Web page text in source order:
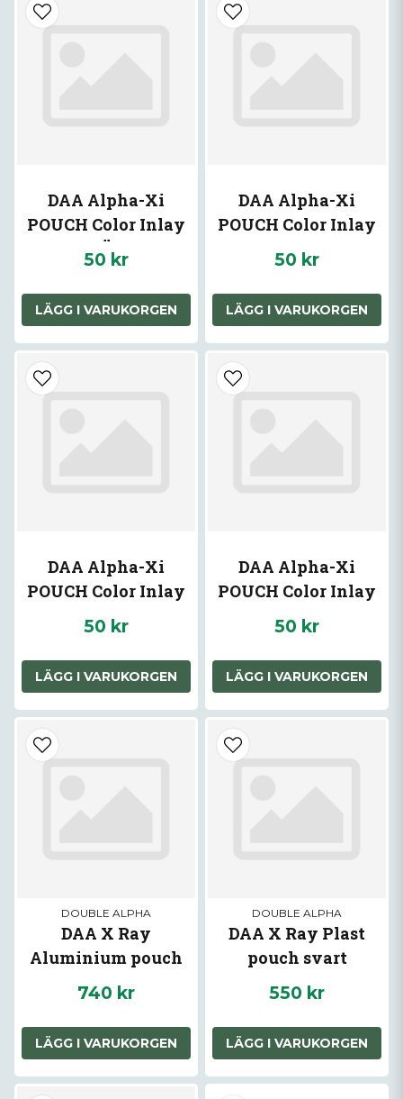
DAA Alpha-Xi
POUCH Color Inlay
RÖD
50 kr
LÄGG I VARUKORGEN
DAA Alpha-Xi
POUCH Color Inlay
GUL
50 kr
LÄGG I VARUKORGEN
DAA Alpha-Xi
POUCH Color Inlay
SILVER
50 kr
LÄGG I VARUKORGEN
DAA Alpha-Xi
POUCH Color Inlay
COPPER
50 kr
LÄGG I VARUKORGEN
DOUBLE ALPHA
DAA X Ray
Aluminium pouch
svart
740 kr
LÄGG I VARUKORGEN
DOUBLE ALPHA
DAA X Ray Plast
pouch svart
550 kr
LÄGG I VARUKORGEN